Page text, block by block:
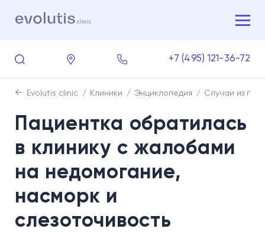
+7 (495) 121-36-72
Evolutis clinic Клиники Энциклопедия Случаи из
Пациентка обратилась
в клинику с жалобами
на недомогание,
насморк и
слезоточивость